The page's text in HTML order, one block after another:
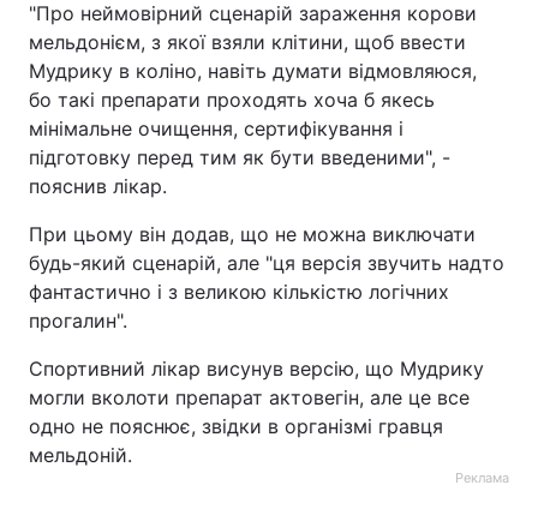
"Про неймовірний сценарій зараження корови
мельдонієм, з якої взяли клітини, щоб ввести
Мудрику в коліно, навіть думати відмовляюся,
бо такі препарати проходять хоча б якесь
мінімальне очищення, сертифікування і
підготовку перед тим як бути введеними", -
пояснив лікар.
При цьому він додав, що не можна виключати
будь-який сценарій, але "ця версія звучить надто
фантастично і з великою кількістю логічних
прогалин".
Спортивний лікар висунув версію, що Мудрику
могли вколоти препарат актовегін, але це все
одно не пояснює, звідки в організмі гравця
мельдоній.
Реклама